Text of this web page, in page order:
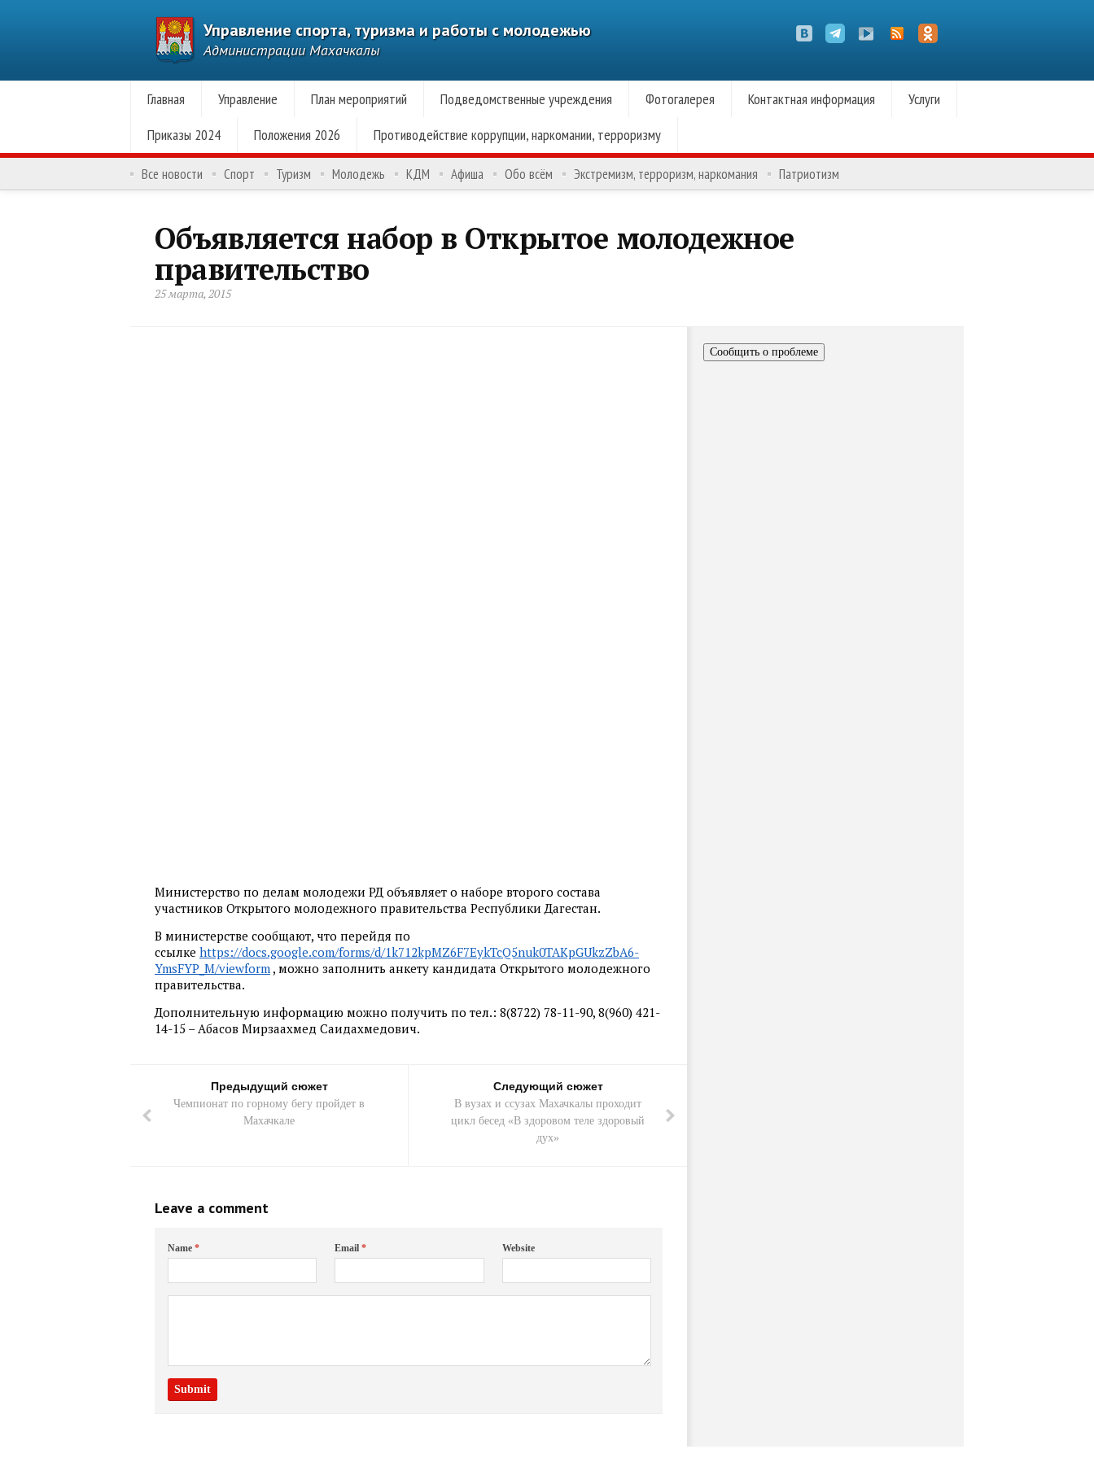
Управление спорта, туризма и работы с молодежью
Администрации Махачкалы
Главная Управление План мероприятий Подведомственные учреждения Фотогалерея Контактная информация
Услуги
Приказы 2024
Положения 2026 Противодействие коррупции, наркомании, терроризму
Все новости Спорт Туризм Молодежь КДМ Афиша Обо всём Экстремизм, терроризм, наркомания Патриотизм
Объявляется набор в Открытое молодежное
правительство
25 марта, 2015
Министерство по делам молодежи РД объявляет о наборе второго состава
участников Открытого молодежного правительства Республики Дагестан.
В министерстве сообщают, что перейдя по
ссылке https://docs.google.com/forms/d/1k712kpMZ6F7EykTcQ5nuk0TAKpGUkzZbA6-
YmsFYP_M/viewform, можно заполнить анкету кандидата Открытого молодежного
правительства.
Дополнительную информацию можно получить по тел.: 8(8722) 78-11-90, 8(960) 421-
14-15 – Абасов Мирзаахмед Саидахмедович.
Предыдущий сюжет
Чемпионат по горному бегу пройдет в
Махачкале
Следующий сюжет
В вузах и ссузах Махачкалы проходит
цикл бесед «В здоровом теле здоровый
дух»
Leave a comment
Name* Email* Website
Сообщить о проблеме